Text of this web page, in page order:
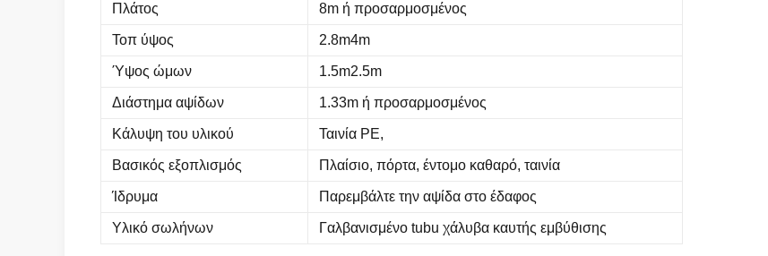
Πλάτος 8m ή προσαρμοσμένος
Τοπ ύψος 2.8m4m
Ύψος ώμων 1.5m2.5m
Διάστημα αψίδων 1.33m ή προσαρμοσμένος
Κάλυψη του υλικού Ταινία PE,
Βασικός εξοπλισμός Πλαίσιο, πόρτα, έντομο καθαρό, ταινία
Ίδρυμα Παρεμβάλτε την αψίδα στο έδαφος
Υλικό σωλήνων Γαλβανισμένο tubu χάλυβα καυτής εμβύθισης